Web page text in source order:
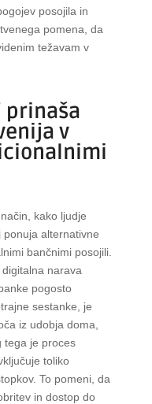
posojila in
pomena, da
težavam v
prinaša
v
kako ljudje
alternativne
bančnimi posojili.
narava
pogosto
sestanke, je
iz udobja doma,
tega je proces
toliko
To pomeni, da
in dostop do